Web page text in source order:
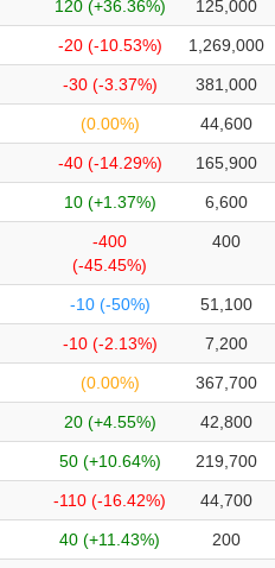
120 (+36.36%) 125,000
-20 (-10.53%) 1,269,000
-30 (-3.37%) 381,000
(0.00%) 44,600
-40 (-14.29%) 165,900
10 (+1.37%) 6,600
-400
(-45.45%)
400
-10 (-50%) 51,100
-10 (-2.13%) 7,200
(0.00%) 367,700
20 (+4.55%) 42,800
50 (+10.64%) 219,700
-110 (-16.42%) 44,700
40 (+11.43%) 200